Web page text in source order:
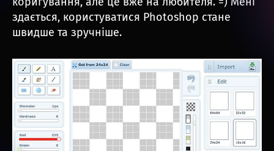
здається, користуватися Photoshop стане
швидше та зручніше.